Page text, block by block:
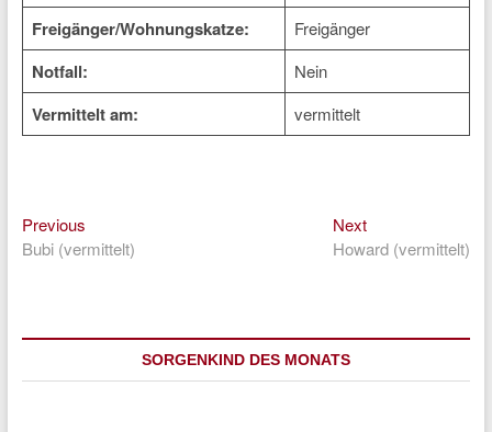
Freigänger/Wohnungskatze: Freigänger
Notfall: Nein
Vermittelt am: vermittelt
Beitragsnavigation
PreviousPrevious
post:
Bubi (vermittelt)
NextNext
post:
Howard (vermittelt)
SORGENKIND DES MONATS